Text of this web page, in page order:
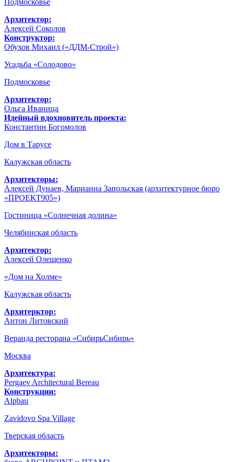
Архитектор:
Алексей Соколов
Конструктор:
Обухов Михаил («ДДМ-Строй»)
Усадьба «Солодово»
Подмосковье
Архитектор:
Ольга Иваница
Идейный вдохновитель проекта:
Константин Богомолов
Дом в Тарусе
Калужская область
Архитекторы:
Алексей Дунаев, Марианна Запольская (архитектурное бюро
«ПРОЕКТ905»)
Гостиница «Солнечная долина»
Челябинская область
Архитектор:
Алексей Олещенко
«Дом на Холме»
Калужская область
Архитерктор:
Антон Литовский
Веранда ресторана «СибирьСибирь»
Москва
Архитектура:
Pergaev Architectural Bereau
Конструкции:
Alpbau
Zavidovo Spa Village
Тверская область
Архитекторы: